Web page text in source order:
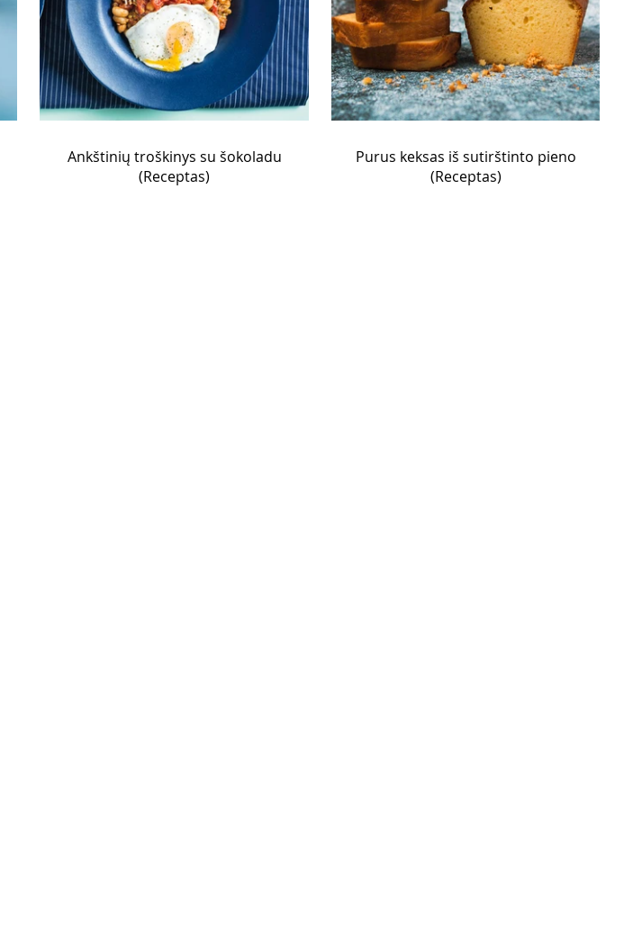
Ankštinių troškinys su šokoladu
(Receptas)
Purus keksas iš sutirštinto pieno
(Receptas)